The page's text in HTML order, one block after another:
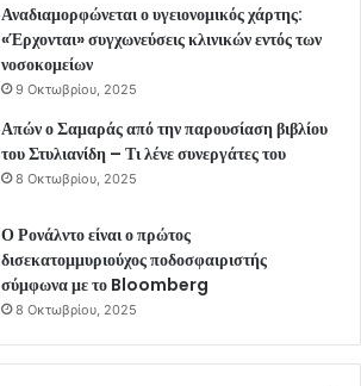
Αναδιαμορφώνεται ο υγειονομικός χάρτης:
«Έρχονται» συγχωνεύσεις κλινικών εντός των
νοσοκομείων
9 Οκτωβρίου, 2025
Απών ο Σαμαράς από την παρουσίαση βιβλίου
του Στυλιανίδη – Τι λένε συνεργάτες του
8 Οκτωβρίου, 2025
Ο Ρονάλντο είναι ο πρώτος
δισεκατομμυριούχος ποδοσφαιριστής
σύμφωνα με το Bloomberg
8 Οκτωβρίου, 2025